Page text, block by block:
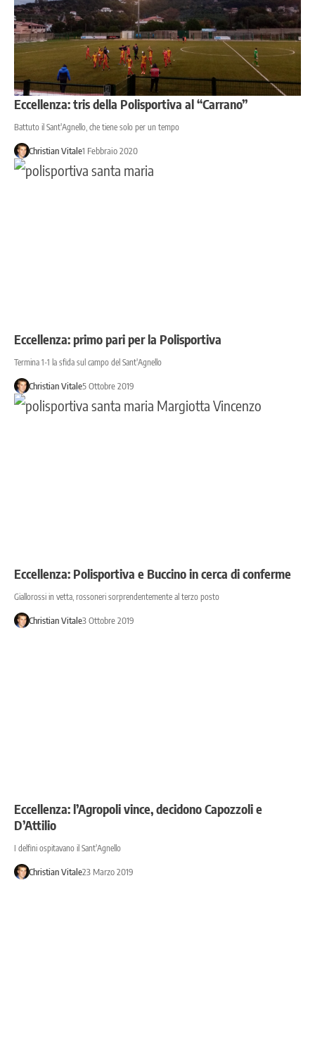
Eccellenza: tris della Polisportiva al “Carrano”
Battuto il Sant'Agnello, che tiene solo per un tempo
Christian Vitale1 Febbraio 2020
Eccellenza: primo pari per la Polisportiva
Termina 1-1 la sfida sul campo del Sant'Agnello
Christian Vitale5 Ottobre 2019
Eccellenza: Polisportiva e Buccino in cerca di conferme
Giallorossi in vetta, rossoneri sorprendentemente al terzo posto
Christian Vitale3 Ottobre 2019
Eccellenza: l’Agropoli vince, decidono Capozzoli e
D’Attilio
I delfini ospitavano il Sant'Agnello
Christian Vitale23 Marzo 2019